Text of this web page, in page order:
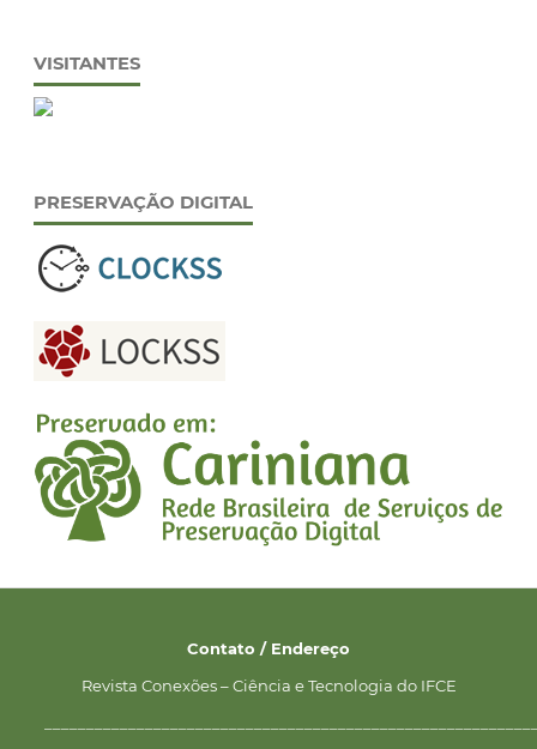
VISITANTES
PRESERVAÇÃO DIGITAL
Contato / Endereço
Revista Conexões – Ciência e Tecnologia do IFCE